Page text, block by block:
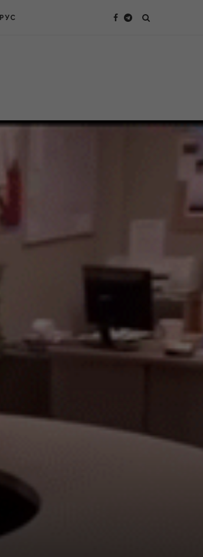
РУС